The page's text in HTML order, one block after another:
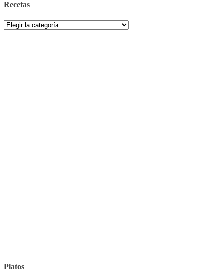
Recetas
Recetas
Platos